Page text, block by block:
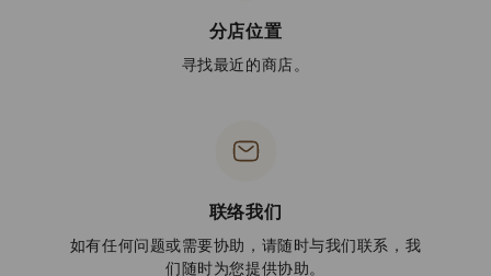
分店位置
寻找最近的商店。
联络我们
如有任何问题或需要协助，请随时与我们联系，我
们随时为您提供协助。